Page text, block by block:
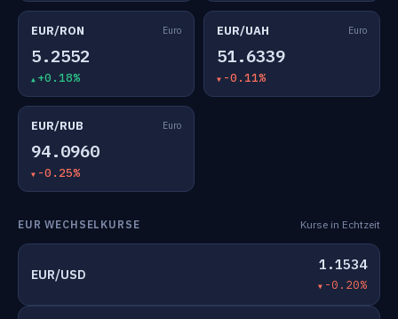
EUR/RON Euro
5.2552
+0.18%
EUR/UAH Euro
51.6339
-0.11%
EUR/RUB Euro
94.0960
-0.25%
EUR WECHSELKURSE Kurse in Echtzeit
EUR/USD
1.1534
-0.20%